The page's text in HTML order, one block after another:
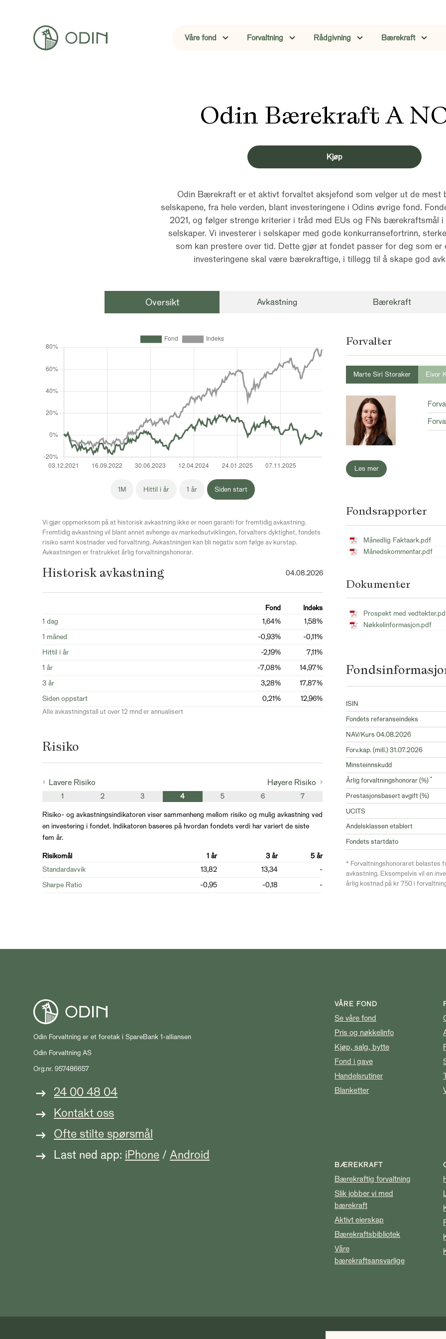
Våre fond Forvaltning Rådgivning Bærekraft
Odin Bærekraft A
Kjøp
Odin Bærekraft er et aktivt forvaltet aksjefond som velger ut de mest
selskapene, fra hele verden, blant investeringene i Odins øvrige fond.
2021, og følger strenge kriterier i tråd med EUs og FNs bærekraftsmål i
selskaper. Vi investerer i selskaper med gode konkurransefortrinn,
som kan prestere over tid. Dette gjør at fondet passer for deg som er
investeringene skal være bærekraftige, i tillegg til å skape god
Oversikt Avkastning Bærekraft
1M Hittil i år 1 år Siden start
Vi gjør oppmerksom på at historisk avkastning ikke er noen garanti for fremtidig avkastning.
Fremtidig avkastning vil blant annet avhenge av markedsutviklingen, forvalters dyktighet, fondets
risiko samt kostnader ved forvaltning. Avkastningen kan bli negativ som følge av kurstap.
Avkastningen er fratrukket årlig forvaltningshonorar.
Historisk avkastning 04.08.2026
Fond
Indeks
1 dag
1,64%
1,58%
1 måned
-0,93%
-0,11%
Hittil i år
-2,19%
7,11%
1 år
-7,08%
14,97%
3 år
3,28%
17,87%
Siden oppstart
0,21% 12,96%
Alle avkastningstall ut over 12 mnd er annualisert
Risiko
Lavere Risiko Høyere Risiko
1 2 3 4 5 6
7
Risiko- og avkastningsindikatoren viser sammenheng mellom risiko og mulig avkastning ved
en investering i fondet. Indikatoren baseres på hvordan fondets verdi har variert de siste
fem år.
Risikomål
1 år 3 år
5 år
Standardavvik
13,82 13,34
-
Sharpe Ratio
-0,95 -0,18 -
Forvalter
Marte Siri Storaker Eivor
Les mer
Fondsrapporter
Månedlig Faktaark.pdf
Månedskommentar.pdf
Dokumenter
Prospekt med
Nøkkelinformasjon.pdf
ISIN
Fondets referanseindeks
NAV/Kurs 04.08.2026
Forv.kap. (mill.) 31.07.2026
Minsteinnskudd
Årlig forvaltningshonorar (%)*
Prestasjonsbasert avgift (%)
UCITS
Andelsklassen etablert
Fondets startdato
* Forvaltningshonoraret belastes
avkastning. Eksempelvis vil en
årlig kostnad på kr 750 i
Odin Forvaltning er et foretak i SpareBank 1-alliansen
Odin Forvaltning AS
Org.nr. 957486657
24 00 48 04
Kontakt oss
Ofte stilte spørsmål
Last ned app: iPhone /Android
VÅRE FOND
Se våre fond
Pris og nøkkelinfo
Kjøp, salg, bytte
Fond i gave
Handelsrutiner
Blanketter
BÆREKRAFT
Bærekraftig forvaltning
Slik jobber vi med
bærekraft
Aktivt eierskap
Bærekraftsbibliotek
Våre
bærekraftsansvarlige